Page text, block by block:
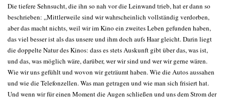
Die tiefere Sehnsucht, die ihn so nah vor die Leinwand trieb, hat er dann so
beschrieben: „Mittlerweile sind wir wahrscheinlich vollständig verdorben,
aber das macht nichts, weil wir im Kino ein zweites Leben gefunden haben,
das viel besser ist als das unsere und ihm doch aufs Haar gleicht. Darin liegt
die doppelte Natur des Kinos: dass es stets Auskunft gibt über das, was ist,
und das, was möglich wäre, darüber, wer wir sind und wer wir gerne wären.
Wie wir uns gefühlt und wovon wir geträumt haben. Wie die Autos aussahen
und wie die Telefonzellen. Was man getragen und wie man sich frisiert hat.
Und wenn wir für einen Moment die Augen schließen und uns dem Strom der